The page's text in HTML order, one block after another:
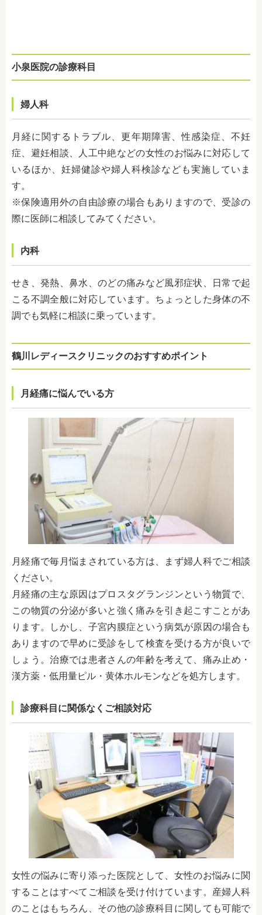
小泉医院の診療科目
婦人科
月経に関するトラブル、更年期障害、性感染症、不妊
症、避妊相談、人工中絶などの女性のお悩みに対応して
いるほか、妊婦健診や婦人科検診なども実施していま
す。
※保険適用外の自由診療の場合もありますので、受診の
際に医師に相談してみてください。
内科
せき、発熱、鼻水、のどの痛みなど風邪症状、日常で起
こる不調全般に対応しています。ちょっとした身体の不
調でも気軽に相談に乗っています。
鶴川レディースクリニックのおすすめポイント
月経痛に悩んでいる方
月経痛で毎月悩まされている方は、まず婦人科でご相談
ください。
月経痛の主な原因はプロスタグランジンという物質で、
この物質の分泌が多いと強く痛みを引き起こすことがあ
ります。しかし、子宮内膜症という病気が原因の場合も
ありますので早めに受診をして検査を受ける方が良いで
しょう。治療では患者さんの年齢を考えて、痛み止め・
漢方薬・低用量ピル・黄体ホルモンなどを処方します。
診療科目に関係なくご相談対応
女性の悩みに寄り添った医院として、女性のお悩みに関
することはすべてご相談を受け付けています。産婦人科
のことはもちろん、その他の診療科目に関しても可能で